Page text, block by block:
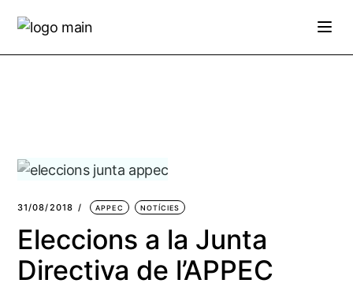
the
31/08/2018 APPEC NOTÍCIES
Eleccions a la Junta
Directiva de l’APPEC